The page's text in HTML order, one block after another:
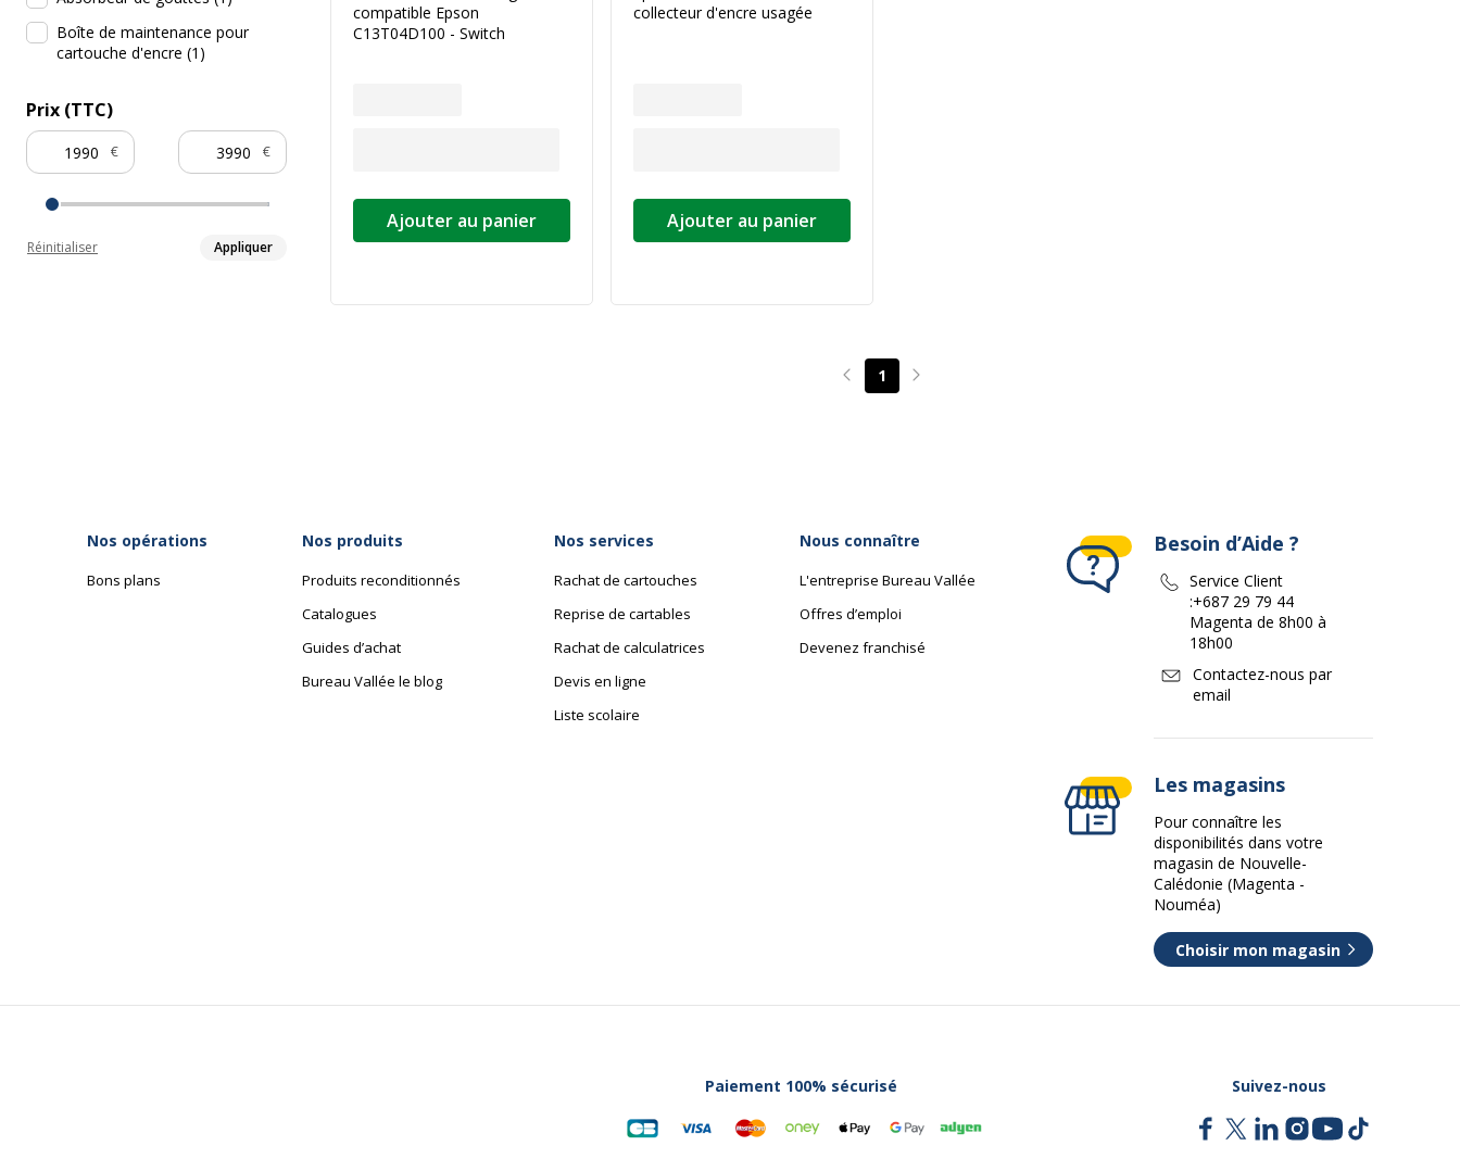
Boîte de maintenance pour
cartouche d'encre (1 )
Prix (TTC)
€ €
Réinitialiser Appliquer
compatible Epson
C13T04D100 - Switch
Ajouter au panier
collecteur d'encre usagée
Ajouter au panier
Page précédente
1 Page suivante
Nos opérations
Bons plans
Nos produits
Produits reconditionnés
Catalogues
Guides d’achat
Bureau Vallée le blog
Nos services
Rachat de cartouches
Reprise de cartables
Rachat de calculatrices
Devis en ligne
Liste scolaire
Nous connaître
L'entreprise Bureau Vallée
Offres d’emploi
Devenez franchisé
Besoin d’Aide ?
Service Client
:+687 29 79 44
Magenta de 8h00 à
18h00
Contactez-nous par
email
Les magasins
Pour connaître les
disponibilités dans votre
magasin de Nouvelle-
Calédonie (Magenta -
Nouméa)
Choisir mon magasin
Paiement 100% sécurisé Suivez-nous